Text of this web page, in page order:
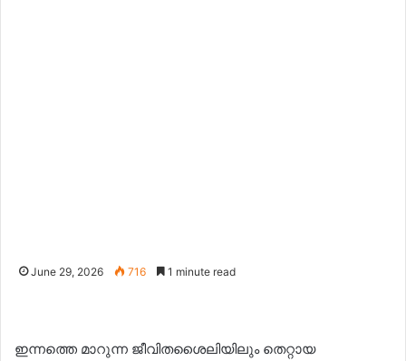
June 29, 2026 716 1 minute read
ഇന്നത്തെ മാറുന്ന ജീവിതശൈലിയിലും തെറ്റായ